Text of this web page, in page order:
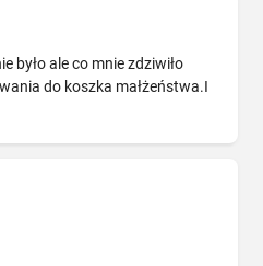
było ale co mnie zdziwiło
do koszka małżeństwa.I